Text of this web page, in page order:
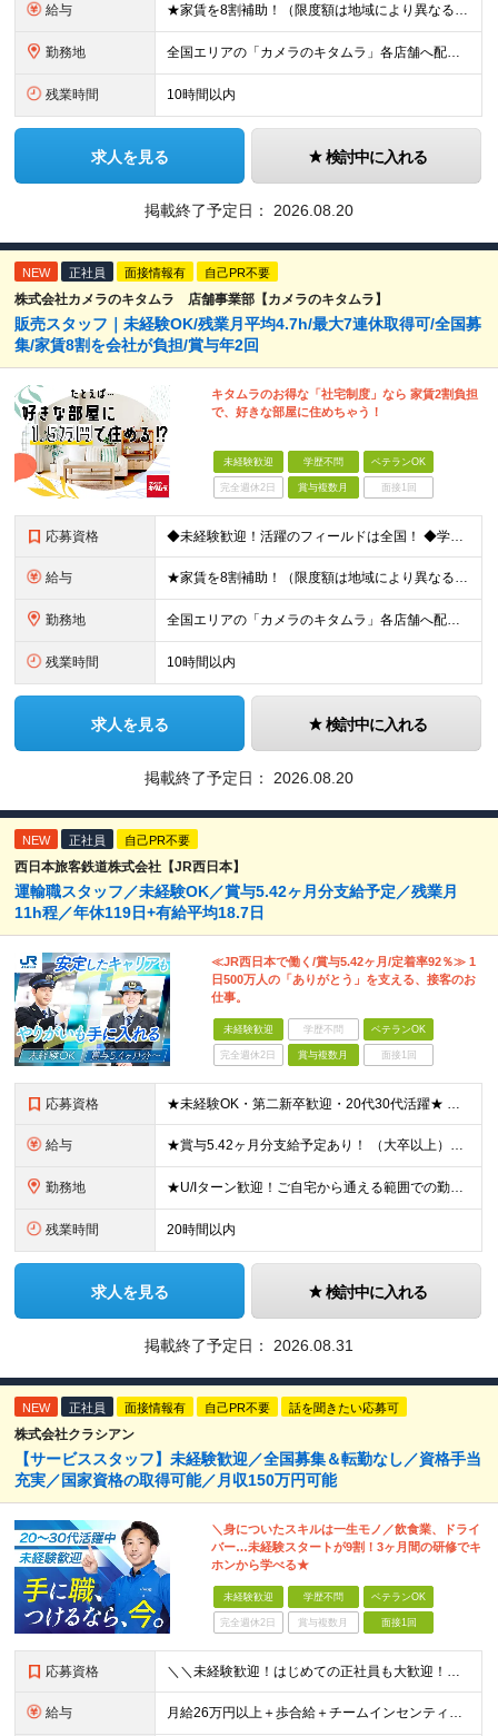
給与 ★家賃を8割補助！（限度額は地域により異なる） ※転勤による引っ越しが発生する場合 ＝＝＝＝＝＝＝＝＝＝＝＝＝＝＝＝＝＝＝＝＝＝＝ 例えば、家賃7.5万円なら6万円は会社で負担。 あなたが支払うのは、
勤務地 全国エリアの「カメラのキタムラ」各店舗へ配属となります ※最初の配属先は希望を最大限考慮した上で決定します ▼詳しい勤務地住所は下記URLをご確認ください。 https://sss.kitamur
残業時間 10時間以内
求人を見る 検討中に入れる
掲載終了予定日： 2026.08.20
NEW 正社員 面接情報有 自己PR不要
株式会社カメラのキタムラ 店舗事業部【カメラのキタムラ】
販売スタッフ｜未経験OK/残業月平均4.7h/最大7連休取得可/全国募
集/家賃8割を会社が負担/賞与年2回
キタムラのお得な「社宅制度」なら 家賃2割負担
で、好きな部屋に住めちゃう！
未経験歓迎 学歴不問 ベテランOK
完全週休2日 賞与複数月 面接1回
応募資格 ◆未経験歓迎！活躍のフィールドは全国！ ◆学歴不問 ◆第二新卒も活躍中 ◆35歳以下の方（若年層の長期キャリア形成を図るため）
給与 ★家賃を8割補助！（限度額は地域により異なる） ※転勤による引っ越しが発生する場合 ＝＝＝＝＝＝＝＝＝＝＝＝＝＝＝＝＝＝＝＝＝＝＝ 例えば、家賃7.5万円なら6万円は会社で負担。 あなたが支払うのは、
勤務地 全国エリアの「カメラのキタムラ」各店舗へ配属となります ※最初の配属先は希望を最大限考慮した上で決定します ▼詳しい勤務地住所は下記URLをご確認ください。 https://sss.kitamur
残業時間 10時間以内
求人を見る 検討中に入れる
掲載終了予定日： 2026.08.20
NEW 正社員 自己PR不要
西日本旅客鉄道株式会社【JR西日本】
運輸職スタッフ／未経験OK／賞与5.42ヶ月分支給予定／残業月
11h程／年休119日+有給平均18.7日
≪JR西日本で働く/賞与5.42ヶ月/定着率92％≫ 1
日500万人の「ありがとう」を支える、接客のお
仕事。
未経験歓迎 学歴不問 ベテランOK
完全週休2日 賞与複数月 面接1回
応募資格 ★未経験OK・第二新卒歓迎・20代30代活躍★ ☆高卒以上 ☆社会人経験（就労経験）がある方 業界・ポジション・年数は不問です！ 「誰もが知る大手企業で働きたい」 「1人より、チームで仕事がした
給与 ★賞与5.42ヶ月分支給予定あり！ （大卒以上）月給24万1,692円～39万5,780円＋各種手当＋賞与2回 （高卒以上）月給22万2,662円～39万5,780円＋各種手当＋賞与2回 ※上記は
勤務地 ★U/Iターン歓迎！ご自宅から通える範囲での勤務となります ★JR西日本本社（大阪市北区）または、当社事業エリア内（北陸から北九州まで）の各支社で勤務 ※関西に本社あり※ 〈近畿エリア〉 三重県（
残業時間 20時間以内
求人を見る 検討中に入れる
掲載終了予定日： 2026.08.31
NEW 正社員 面接情報有 自己PR不要 話を聞きたい応募可
株式会社クラシアン
【サービススタッフ】未経験歓迎／全国募集＆転勤なし／資格手当
充実／国家資格の取得可能／月収150万円可能
＼身についたスキルは一生モノ／飲食業、ドライ
バー…未経験スタートが9割！3ヶ月間の研修でキ
ホンから学べる★
未経験歓迎 学歴不問 ベテランOK
完全週休2日 賞与複数月 面接1回
応募資格 ＼＼未経験歓迎！はじめての正社員も大歓迎！／／ ★業種・職種未経験歓迎 ★学歴不問 ★社会人デビュー・フリーターOK ＜応募条件＞ ■普通自動車免許（AT限定可） ＊1人1台、社用車を貸与します。
給与 月給26万円以上＋歩合給＋チームインセンティブ＋諸手当＋残業代 ※上記は東京のみの月給です。 ┗その他エリアは、月給22万円以上となります。 ※経験・スキルを考慮の上、弊社規程により優遇いたします。